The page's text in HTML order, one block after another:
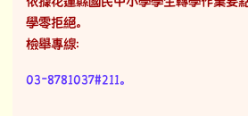
學零拒絕。
檢舉專線：
03-8781037#211。